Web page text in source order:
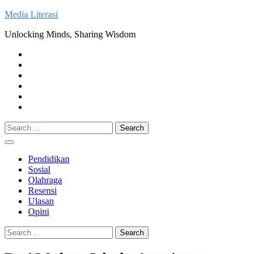
Skip
content
Media Literasi
Unlocking Minds, Sharing Wisdom
Search
for:
Pendidikan
Sosial
Olahraga
Resensi
Ulasan
Opini
Search
for: